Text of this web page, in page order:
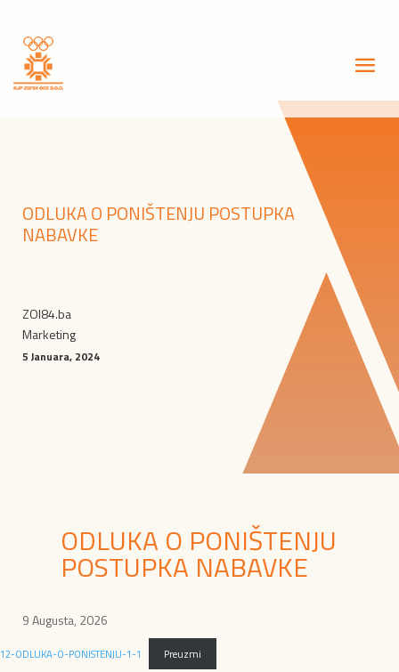
ODLUKA O PONIŠTENJU POSTUPKA
NABAVKE
ZOI84.ba
Marketing
5 Januara, 2024
ODLUKA O PONIŠTENJU
POSTUPKA NABAVKE
9 Augusta, 2026
12-ODLUKA-O-PONISTENJU-1-1 Preuzmi